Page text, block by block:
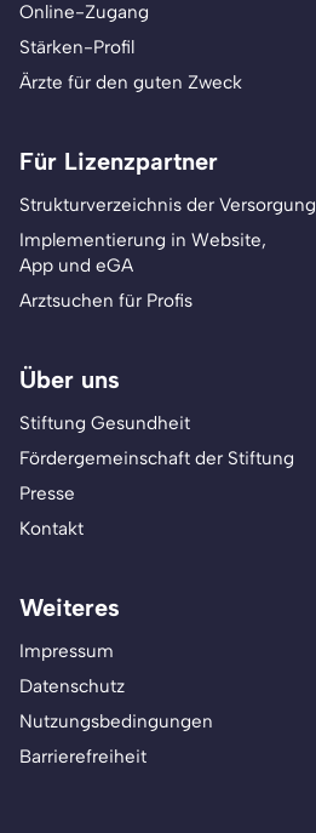
Online-Zugang
Stärken-Profil
Ärzte für den guten Zweck
Für Lizenzpartner
Strukturverzeichnis der Versorgung
Implementierung in Website,
App und eGA
Arztsuchen für Profis
Über uns
Stiftung Gesundheit
Fördergemeinschaft der Stiftung
Presse
Kontakt
Weiteres
Impressum
Datenschutz
Nutzungsbedingungen
Barrierefreiheit